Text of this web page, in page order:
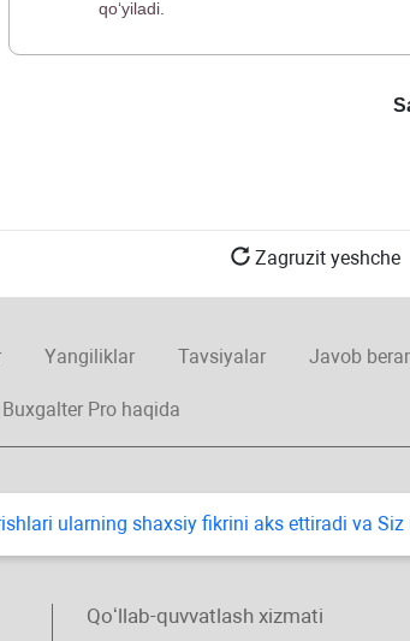
qoʻyiladi.
Zagruzit yeshche
Yangiliklar Tavsiyalar Javob
Buxgalter Pro haqida
ularning shaхsiy fikrini aks ettiradi va
Qoʻllab-quvvatlash хizmati